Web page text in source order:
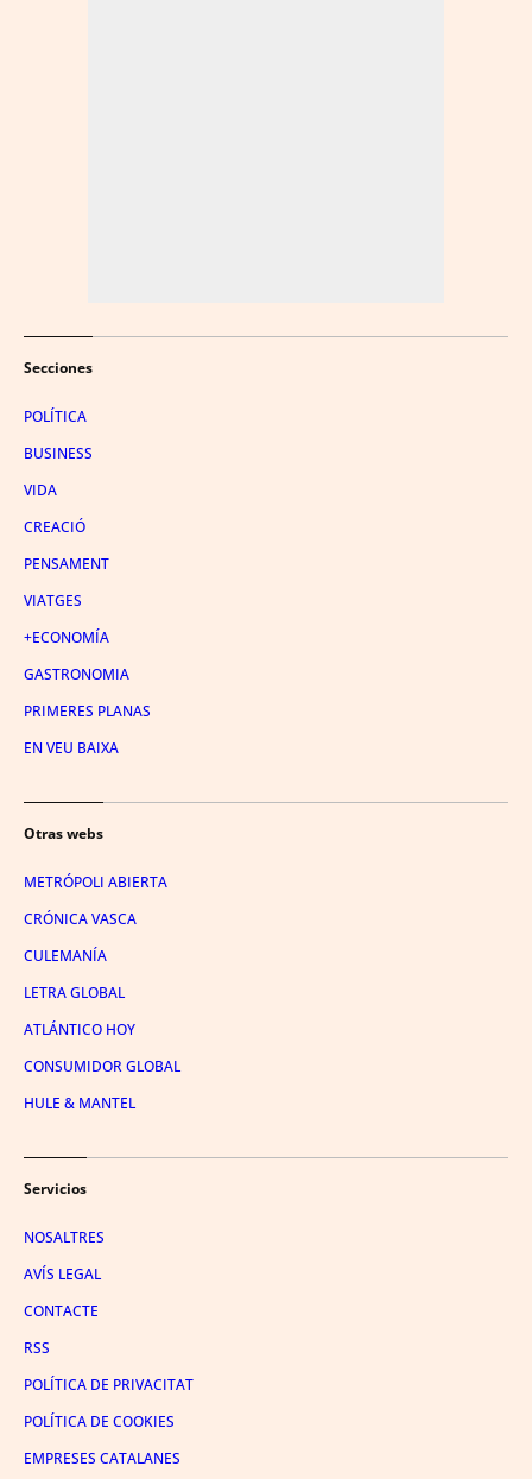
Secciones
POLÍTICA
BUSINESS
VIDA
CREACIÓ
PENSAMENT
VIATGES
+ECONOMÍA
GASTRONOMIA
PRIMERES PLANAS
EN VEU BAIXA
Otras webs
METRÓPOLI ABIERTA
CRÓNICA VASCA
CULEMANÍA
LETRA GLOBAL
ATLÁNTICO HOY
CONSUMIDOR GLOBAL
HULE & MANTEL
Servicios
NOSALTRES
AVÍS LEGAL
CONTACTE
RSS
POLÍTICA DE PRIVACITAT
POLÍTICA DE COOKIES
EMPRESES CATALANES